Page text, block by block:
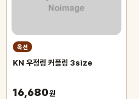
옥션
KN 우정링 커플링 3size
16,680원